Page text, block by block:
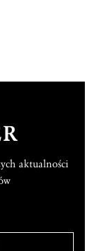
aktualności